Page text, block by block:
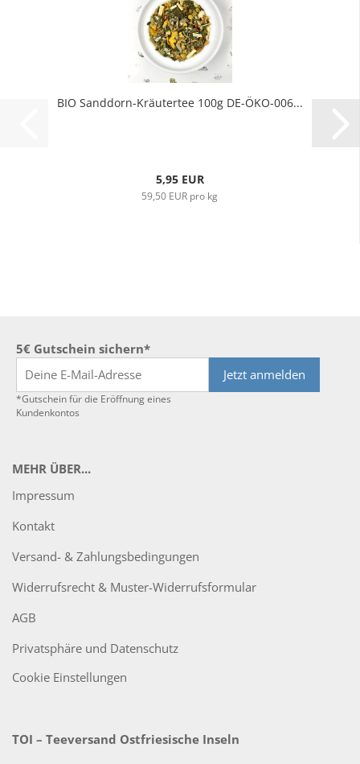
BIO Sanddorn-Kräutertee 100g DE-ÖKO-006...
5,95 EUR
59,50 EUR pro kg
5€ Gutschein sichern*
Jetzt anmelden
*Gutschein für die Eröffnung eines
Kundenkontos
MEHR ÜBER...
Impressum
Kontakt
Versand- & Zahlungsbedingungen
Widerrufsrecht & Muster-Widerrufsformular
AGB
Privatsphäre und Datenschutz
Cookie Einstellungen
TOI – Teeversand Ostfriesische Inseln